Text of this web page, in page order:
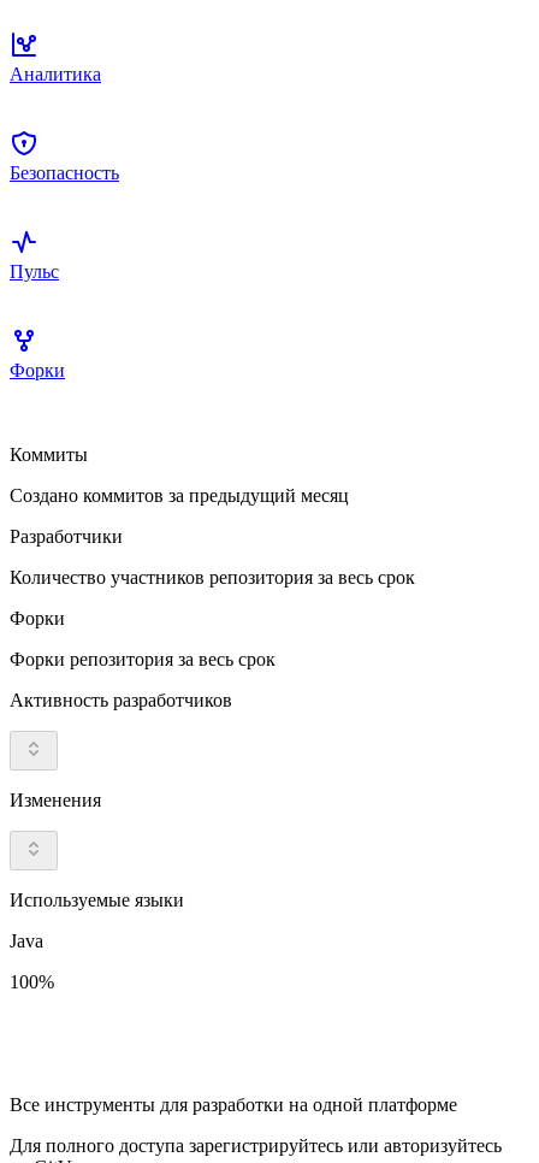
Аналитика
Безопасность
Пульс
Форки
Коммиты
Создано коммитов за предыдущий месяц
Разработчики
Количество участников репозитория за весь срок
Форки
Форки репозитория за весь срок
Активность разработчиков
Изменения
Используемые языки
Java
100%
Все инструменты для разработки на одной платформе
Для полного доступа зарегистрируйтесь или авторизуйтесь